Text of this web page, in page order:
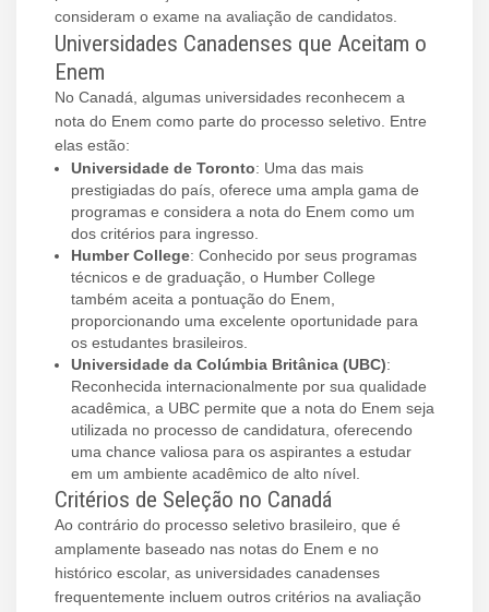
consideram o exame na avaliação de candidatos.
Universidades Canadenses que Aceitam o
Enem
No Canadá, algumas universidades reconhecem a
nota do Enem como parte do processo seletivo. Entre
elas estão:
Universidade de Toronto: Uma das mais
prestigiadas do país, oferece uma ampla gama de
programas e considera a nota do Enem como um
dos critérios para ingresso.
Humber College: Conhecido por seus programas
técnicos e de graduação, o Humber College
também aceita a pontuação do Enem,
proporcionando uma excelente oportunidade para
os estudantes brasileiros.
Universidade da Colúmbia Britânica (UBC):
Reconhecida internacionalmente por sua qualidade
acadêmica, a UBC permite que a nota do Enem seja
utilizada no processo de candidatura, oferecendo
uma chance valiosa para os aspirantes a estudar
em um ambiente acadêmico de alto nível.
Critérios de Seleção no Canadá
Ao contrário do processo seletivo brasileiro, que é
amplamente baseado nas notas do Enem e no
histórico escolar, as universidades canadenses
frequentemente incluem outros critérios na avaliação